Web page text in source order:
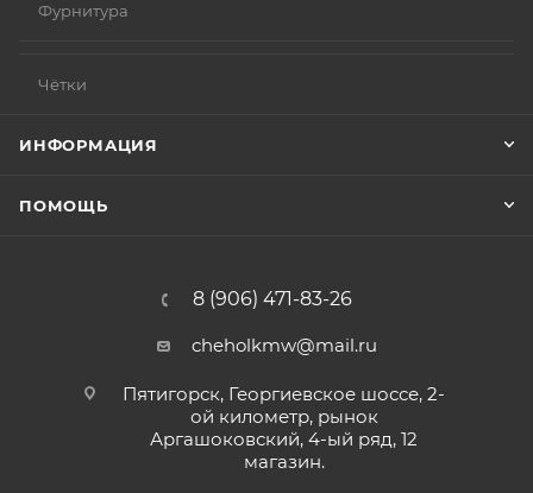
Фурнитура
Чётки
ИНФОРМАЦИЯ
ПОМОЩЬ
8 (906) 471-83-26
cheholkmw@mail.ru
Пятигорск, Георгиевское шоссе, 2-
ой километр, рынок
Аргашоковский, 4-ый ряд, 12
магазин.